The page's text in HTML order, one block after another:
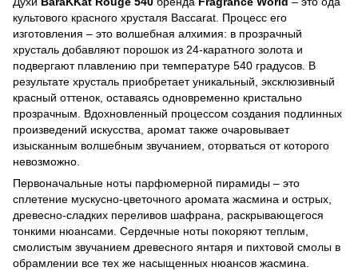
культового красного хрусталя Baccarat. Процесс его
изготовления – это волшебная алхимия: в прозрачный
хрусталь добавляют порошок из 24-каратного золота и
подвергают плавлению при температуре 540 градусов. В
результате хрусталь приобретает уникальный, эксклюзивный
красный оттенок, оставаясь одновременно кристально
прозрачным. Вдохновленный процессом создания подлинных
произведений искусства, аромат также очаровывает
изысканным волшебным звучанием, оторваться от которого
невозможно.
Первоначальные ноты парфюмерной пирамиды – это
сплетение мускусно-цветочного аромата жасмина и острых,
древесно-сладких переливов шафрана, раскрывающегося
тонкими нюансами. Сердечные ноты покоряют теплым,
смолистым звучанием древесного янтаря и пихтовой смолы в
обрамлении все тех же насыщенных нюансов жасмина.